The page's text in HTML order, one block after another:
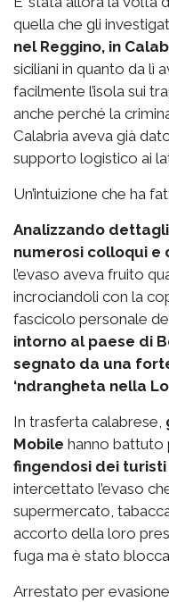
quella che gli
nel Reggino, in
siciliani in quanto da lì
facilmente l’isola sui
anche perché la
Calabria aveva già
supporto logistico ai
Un’intuizione che ha
Analizzando
numerosi colloqui e
l’evaso aveva fruito
incrociandoli con la
fascicolo personale
intorno al paese di
segnato da una
‘ndrangheta nella
In trasferta calabrese,
Mobile hanno battuto
fingendosi dei turisti
intercettato l’evaso
supermercato,
accorto della loro
fuga ma è stato
Arrestato per